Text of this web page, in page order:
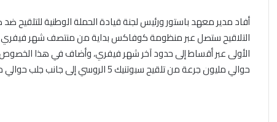
التلاقيح ستصل عبر منظومة كوفاكس بداية من منتصف شهر فيفري
الأولى عبر أقساط إلى حدود آخر شهر فيفري، وأضاف في هذا
حوالي مليون جرعة من تلقيح سبوتنيك 5 الروسي إلى جانب جلب حوالي مليوني تلقيح من مخبر فايزر عبر دفعات محددة.